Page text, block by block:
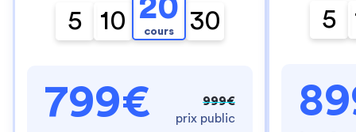
5 10 20
cours 30
799€
999€
prix public
5